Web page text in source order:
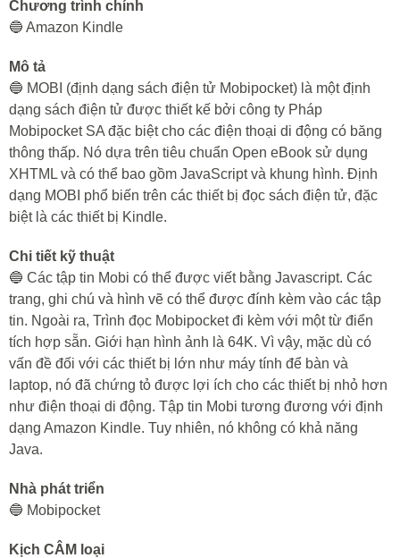
Chương trình chính
🔵 Amazon Kindle
Mô tả
🔵 MOBI (định dạng sách điện tử Mobipocket) là một định
dạng sách điện tử được thiết kế bởi công ty Pháp
Mobipocket SA đặc biệt cho các điện thoại di động có băng
thông thấp. Nó dựa trên tiêu chuẩn Open eBook sử dụng
XHTML và có thể bao gồm JavaScript và khung hình. Định
dạng MOBI phổ biến trên các thiết bị đọc sách điện tử, đặc
biệt là các thiết bị Kindle.
Chi tiết kỹ thuật
🔵 Các tập tin Mobi có thể được viết bằng Javascript. Các
trang, ghi chú và hình vẽ có thể được đính kèm vào các tập
tin. Ngoài ra, Trình đọc Mobipocket đi kèm với một từ điển
tích hợp sẵn. Giới hạn hình ảnh là 64K. Vì vậy, mặc dù có
vấn đề đối với các thiết bị lớn như máy tính để bàn và
laptop, nó đã chứng tỏ được lợi ích cho các thiết bị nhỏ hơn
như điện thoại di động. Tập tin Mobi tương đương với định
dạng Amazon Kindle. Tuy nhiên, nó không có khả năng
Java.
Nhà phát triển
🔵 Mobipocket
Kịch CÂM loại